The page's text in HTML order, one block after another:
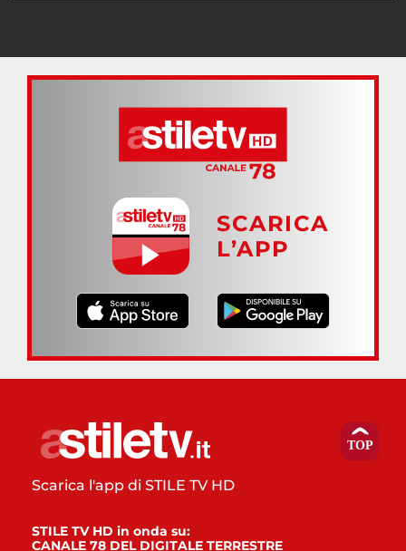
SCARICA
L’APP
Scarica l'app di STILE TV HD
STILE TV HD in onda su:
CANALE 78 DEL DIGITALE TERRESTRE